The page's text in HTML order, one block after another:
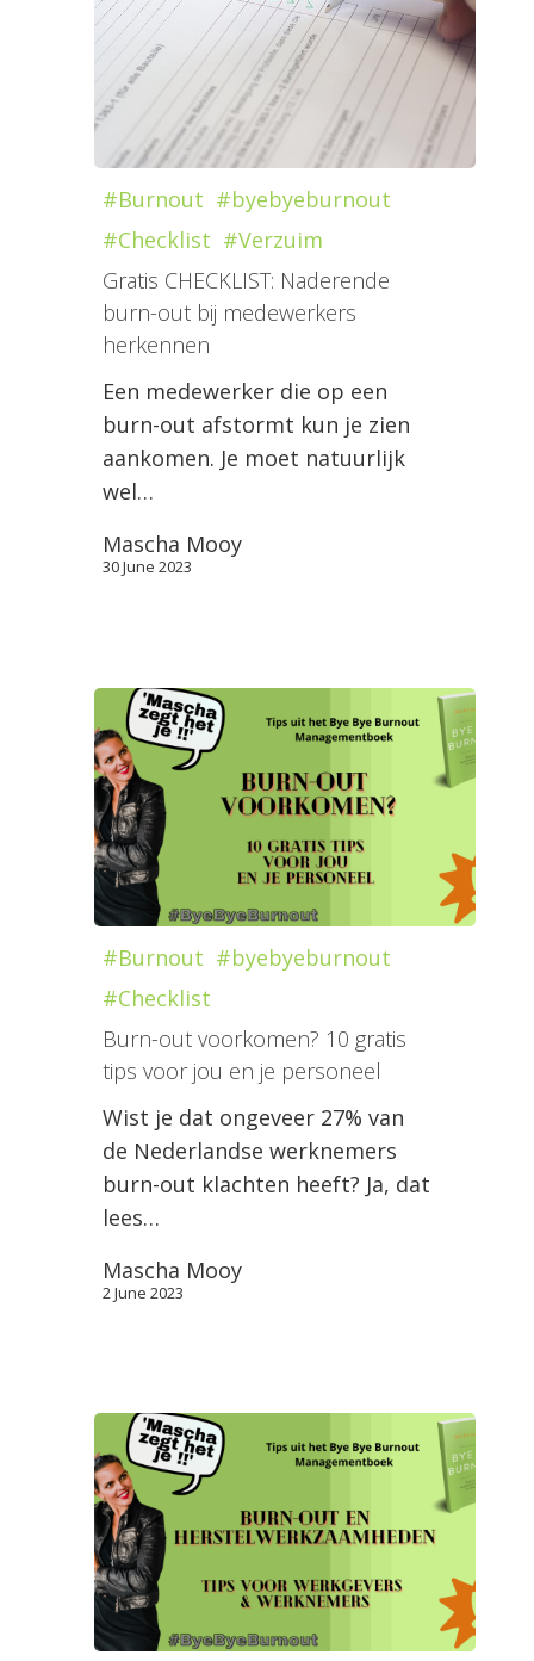
#Burnout #byebyeburnout
#Checklist #Verzuim
Gratis CHECKLIST: Naderende
burn-out bij medewerkers
herkennen
Een medewerker die op een
burn-out afstormt kun je zien
aankomen. Je moet natuurlijk
wel…
Mascha Mooy
30 June 2023
#Burnout #byebyeburnout
#Checklist
Burn-out voorkomen? 10 gratis
tips voor jou en je personeel
Wist je dat ongeveer 27% van
de Nederlandse werknemers
burn-out klachten heeft? Ja, dat
lees…
Mascha Mooy
2 June 2023